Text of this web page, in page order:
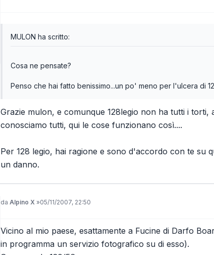
MULON ha scritto:
Cosa ne pensate?
Penso che hai fatto benissimo...un po' meno per l'ulcera di
Grazie mulon, e comunque 128legio non ha tutti i
conosciamo tutti, qui le cose funzionano così....
Per 128 legio, hai ragione e sono d'accordo con te su
un danno.
Messaggio
da Alpino X »05/11/2007, 22:50
Vicino al mio paese, esattamente a Fucine di Darfo
in programma un servizio fotografico su di esso).